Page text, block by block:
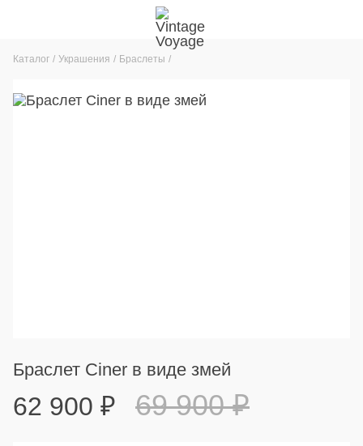
Каталог Украшения Браслеты
Браслет Ciner в виде змей
62 900 ₽ 69 900₽